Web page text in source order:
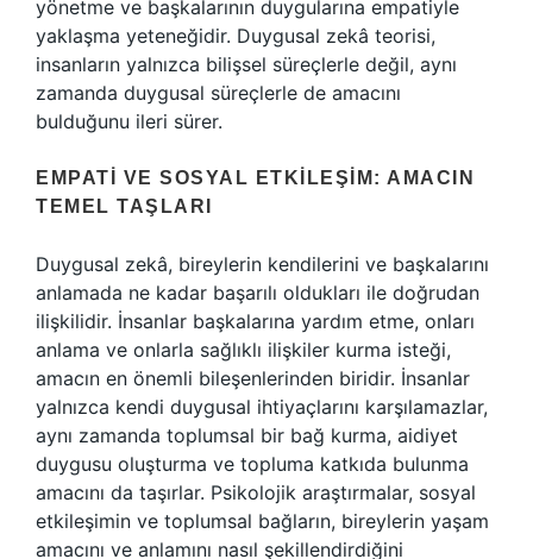
yönetme ve başkalarının duygularına empatiyle
yaklaşma yeteneğidir. Duygusal zekâ teorisi,
insanların yalnızca bilişsel süreçlerle değil, aynı
zamanda duygusal süreçlerle de amacını
bulduğunu ileri sürer.
EMPATI VE SOSYAL ETKILEŞIM: AMACIN
TEMEL TAŞLARI
Duygusal zekâ, bireylerin kendilerini ve başkalarını
anlamada ne kadar başarılı oldukları ile doğrudan
ilişkilidir. İnsanlar başkalarına yardım etme, onları
anlama ve onlarla sağlıklı ilişkiler kurma isteği,
amacın en önemli bileşenlerinden biridir. İnsanlar
yalnızca kendi duygusal ihtiyaçlarını karşılamazlar,
aynı zamanda toplumsal bir bağ kurma, aidiyet
duygusu oluşturma ve topluma katkıda bulunma
amacını da taşırlar. Psikolojik araştırmalar, sosyal
etkileşimin ve toplumsal bağların, bireylerin yaşam
amacını ve anlamını nasıl şekillendirdiğini